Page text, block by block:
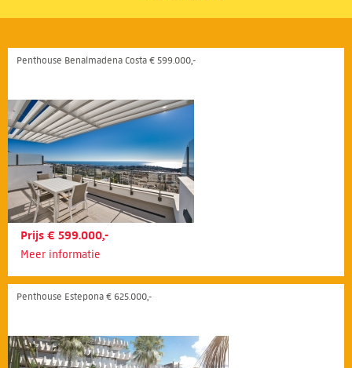
Penthouse Benalmadena Costa € 599.000,-
Prijs € 599.000,-
Meer informatie
Penthouse Estepona € 625.000,-